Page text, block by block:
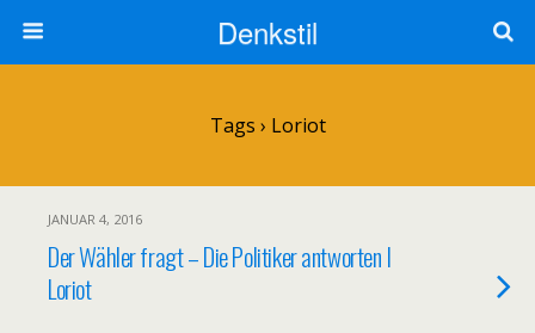
Denkstil
Tags › Loriot
JANUAR 4, 2016
Der Wähler fragt – Die Politiker antworten I
Loriot